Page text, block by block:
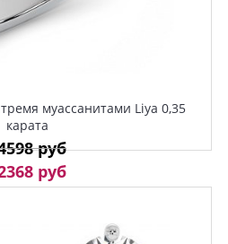
муассанитами Liya 0,35
карата
руб
руб